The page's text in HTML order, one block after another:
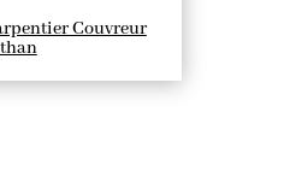
Couvreur